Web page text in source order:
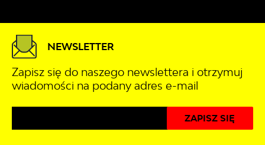
NEWSLETTER
Zapisz się do naszego newslettera i otrzymuj
wiadomości na podany adres e-mail